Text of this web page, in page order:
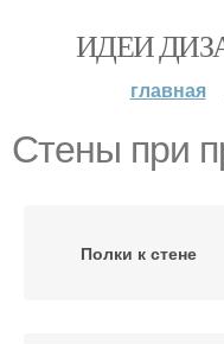
ИДЕИ
главная
Стены при
Полки к стене